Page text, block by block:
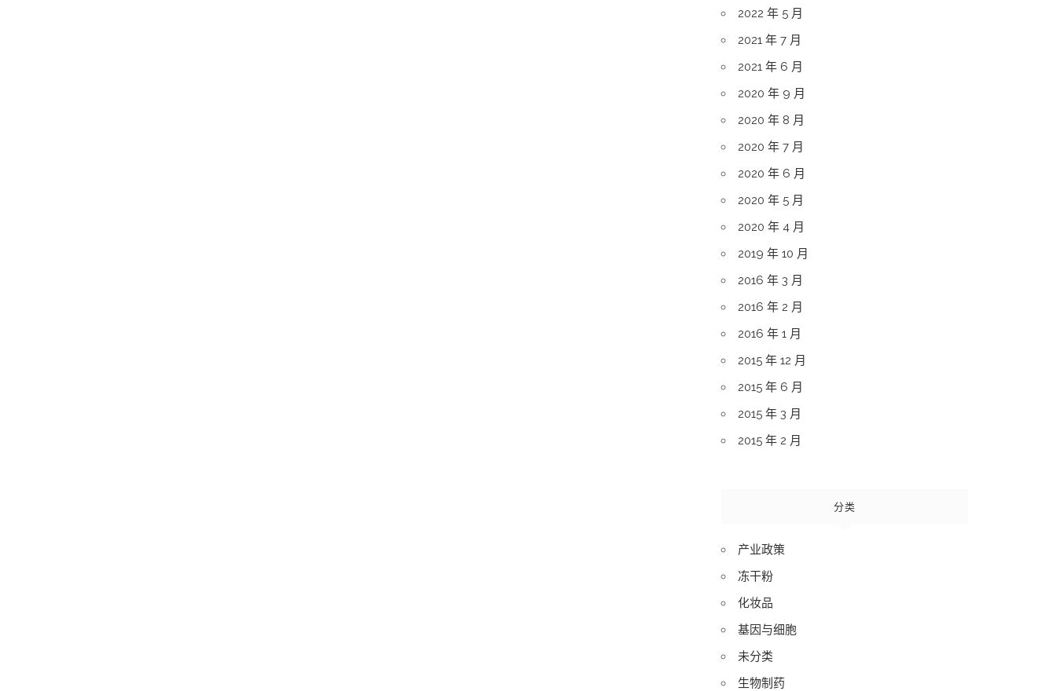
2022 年 5 月
2021 年 7 月
2021 年 6 月
2020 年 9 月
2020 年 8 月
2020 年 7 月
2020 年 6 月
2020 年 5 月
2020 年 4 月
2019 年 10 月
2016 年 3 月
2016 年 2 月
2016 年 1 月
2015 年 12 月
2015 年 6 月
2015 年 3 月
2015 年 2 月
分类
产业政策
冻干粉
化妆品
基因与细胞
未分类
生物制药